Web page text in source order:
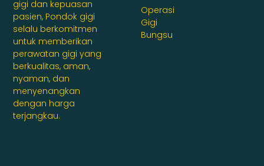
gigi dan kepuasan
pasien, Pondok gigi
selalu berkomitmen
untuk memberikan
perawatan gigi yang
berkualitas, aman,
nyaman, dan
menyenangkan
dengan harga
terjangkau.
Operasi
Gigi
Bungsu